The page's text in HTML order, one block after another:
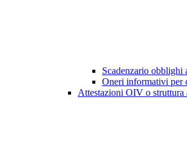
Scadenzario obblighi
Oneri informativi per
Attestazioni OIV o struttura